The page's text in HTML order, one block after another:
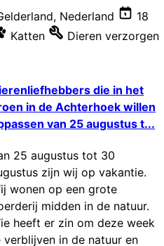
Nederland
18
Katten Dieren verzorgen
die in het
in de Achterhoek willen
van 25 augustus t...
25 augustus tot 30
zijn wij op vakantie.
wonen op een grote
midden in de natuur.
heeft er zin om deze week
verblijven in de natuur en